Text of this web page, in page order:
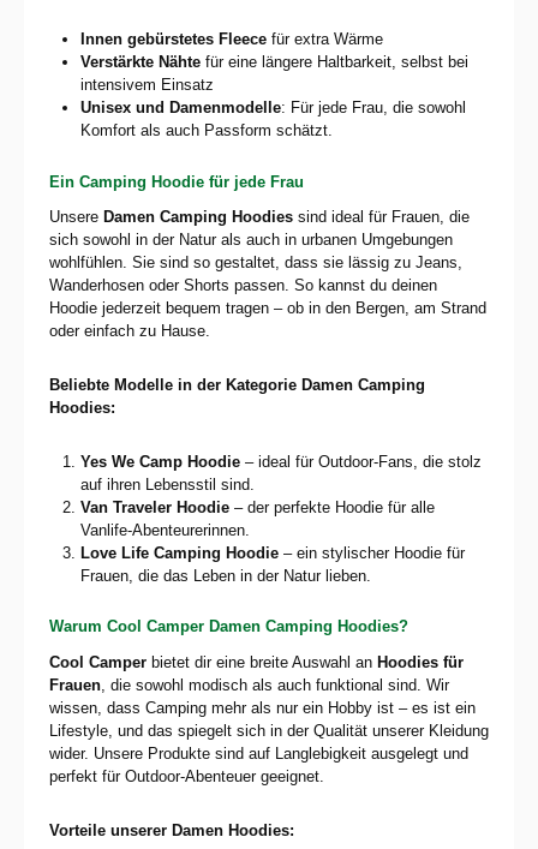
Innen gebürstetes Fleecefür extra Wärme
Verstärkte Nähtefür eine längere Haltbarkeit, selbst bei
intensivem Einsatz
Unisex und Damenmodelle: Für jede Frau, die sowohl
Komfort als auch Passform schätzt.
Ein Camping Hoodie für jede Frau
Unsere Damen Camping Hoodies sind ideal für Frauen, die
sich sowohl in der Natur als auch in urbanen Umgebungen
wohlfühlen. Sie sind so gestaltet, dass sie lässig zu Jeans,
Wanderhosen oder Shorts passen. So kannst du deinen
Hoodie jederzeit bequem tragen – ob in den Bergen, am Strand
oder einfach zu Hause.
Beliebte Modelle in der Kategorie Damen Camping
Hoodies:
Yes We Camp Hoodie– ideal für Outdoor-Fans, die stolz
auf ihren Lebensstil sind.
Van Traveler Hoodie– der perfekte Hoodie für alle
Vanlife-Abenteurerinnen.
Love Life Camping Hoodie– ein stylischer Hoodie für
Frauen, die das Leben in der Natur lieben.
Warum Cool Camper Damen Camping Hoodies?
Cool Camper bietet dir eine breite Auswahl an Hoodies für
Frauen, die sowohl modisch als auch funktional sind. Wir
wissen, dass Camping mehr als nur ein Hobby ist – es ist ein
Lifestyle, und das spiegelt sich in der Qualität unserer Kleidung
wider. Unsere Produkte sind auf Langlebigkeit ausgelegt und
perfekt für Outdoor-Abenteuer geeignet.
Vorteile unserer Damen Hoodies: